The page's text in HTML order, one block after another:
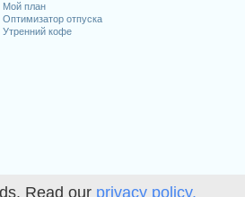
Read our privacy policy.
Мой план
Оптимизатор отпуска
Утренний кофе